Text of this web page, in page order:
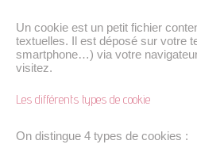
Un cookie est un petit fichier
textuelles. Il est déposé sur votre
smartphone…) via votre
visitez.
Les différents types de cookie
On distingue 4 types de cookies :